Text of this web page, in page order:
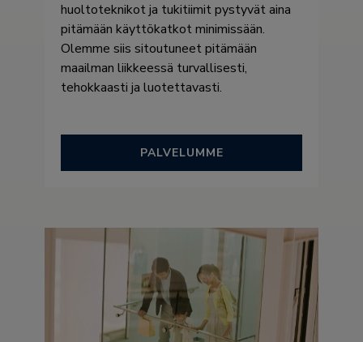
huoltoteknikot ja tukitiimit pystyvät aina
pitämään käyttökatkot minimissään.
Olemme siis sitoutuneet pitämään
maailman liikkeessä turvallisesti,
tehokkaasti ja luotettavasti.
PALVELUMME